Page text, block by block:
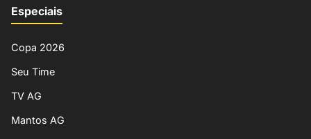
Especiais
Copa 2026
Seu Time
TV AG
Mantos AG